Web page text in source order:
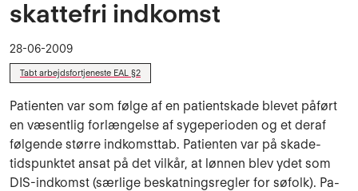
skattefri indkomst
28-06-2009
Tabt arbejdsfortjeneste EAL §2
Patienten var som følge af en patientskade blevet påført
en væsentlig forlængelse af syge­perioden og et deraf
følgende større indkomsttab. Patienten var på skade­
tidspunktet ansat på det vilkår, at lønnen blev ydet som
DIS-indkomst (særlige be­skatningsregler for søfolk). Pa­